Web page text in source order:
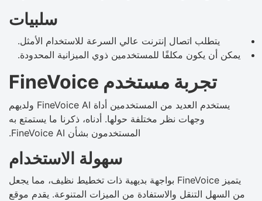
سلبيات
يتطلب اتصال إنترنت عالي السرعة للاستخدام الأمثل.
يمكن أن يكون مكلفًا للمستخدمين ذوي الميزانية المحدودة.
تجربة مستخدم FineVoice
يستخدم العديد من المستخدمين أداة FineVoice AI ولديهم
وجهات نظر مختلفة حولها. أدناه، ذكرنا ما يستمتع به
المستخدمون بشأن FineVoice AI.
سهولة الاستخدام
يتميز FineVoice بواجهة بديهية ذات تخطيط نظيف، مما يجعل
من السهل التنقل والاستفادة من الميزات المتنوعة. يقدم موقع